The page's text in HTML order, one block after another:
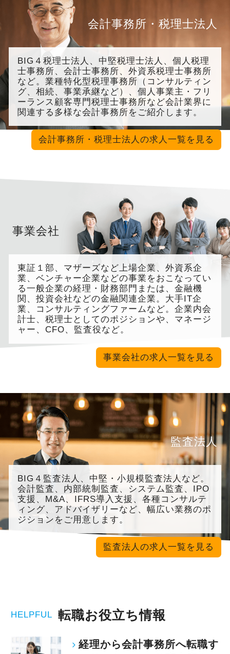
会計事務所・税理士法人
BIG４税理士法人、中堅税理士法人、個人税理
士事務所、会計士事務所、外資系税理士事務所
など。業種特化型税理事務所（コンサルティン
グ、相続、事業承継など）、個人事業主・フリ
ーランス顧客専門税理士事務所など会計業界に
関連する多様な会計事務所をご紹介します。
会計事務所・税理士法人の求人一覧を見る
事業会社
東証１部、マザーズなど上場企業、外資系企
業、ベンチャー企業などの事業をおこなってい
る一般企業の経理・財務部門または、金融機
関、投資会社などの金融関連企業。大手IT企
業、コンサルティングファームなど。企業内会
計士、税理士としてのポジションや、マネージ
ャー、CFO、監査役など。
事業会社の求人一覧を見る
監査法人
BIG４監査法人、中堅・小規模監査法人など。
会計監査、内部統制監査、システム監査、IPO
支援、M&A、IFRS導入支援、各種コンサルテ
ィング、アドバイザリーなど、幅広い業務のポ
ジションをご用意します。
監査法人の求人一覧を見る
HELPFUL 転職お役立ち情報
経理から会計事務所へ転職す